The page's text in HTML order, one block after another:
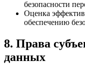
безопасности
Оценка
обеспечению
8. Права
данных